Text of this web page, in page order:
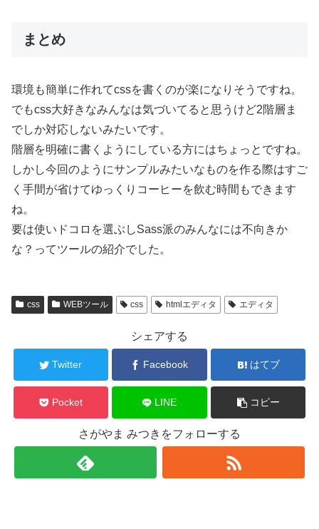
まとめ
環境も簡単に作れてcssを書くのが楽になりそうですね。
でもcss大好きなみんなは気づいてると思うけど2階層ま
でしか対応しないみたいです。
階層を明確に書くようにしている方にはちょっとですね。
しかし今回のようにサンプルみたいなものを作る際はすご
く手間が省けてゆっくりコーヒーを飲む時間もできます
ね。
要は使いドコロを選ぶしSass派のみんなには不向きか
な？ってツールの紹介でした。
css WEBツール css htmlエディタ エディタ
シェアする
Twitter Facebook はてブ
Pocket LINE コピー
さがやま みつきをフォローする